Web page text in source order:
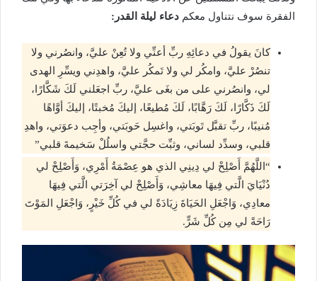
الفقرة سوف نتناول معكم دعاء ليلة القدر:
كانَ يقولُ في دعائِهِ ربِّ أعنِّي ولا تُعِنْ عليَّ، وانصُرني ولا
تنصُرْ عليَّ، وامكُر لي ولا تَمكُر عليَّ، واهدِني ويسِّرِ الهدى
لي، وانصُرني على من بغَى عليَّ، ربِّ اجعَلني لَكَ شَكَّارًا،
لَكَ ذَكَّارًا، لَكَ رَهَّابًا، لَكَ مُطيعًا، إليكَ مُخبتًا، إليكَ أوَّاهًا
مُنيبًا، ربِّ تقبَّل تَوبَتي، واغسِل حَوبَتي، وأجِب دعوَتي، واهدِ
قلبي، وسدِّد لساني، وثبِّت حجَّتي واسلُلْ سَخيمةَ قلبي”
“اللَّهُمَّ أَصْلِحْ لي دِينِي الذي هو عِصْمَةُ أَمْرِي، وَأَصْلِحْ لي
دُنْيَايَ الَّتي فِيهَا معاشِي، وَأَصْلِحْ لي آخِرَتي الَّتي فِيهَا
معادِي، وَاجْعَلِ الحَيَاةَ زِيَادَةً لي في كُلِّ خَيْرٍ، وَاجْعَلِ المَوْتَ
رَاحَةً لي مِن كُلِّ شَرٍّ.